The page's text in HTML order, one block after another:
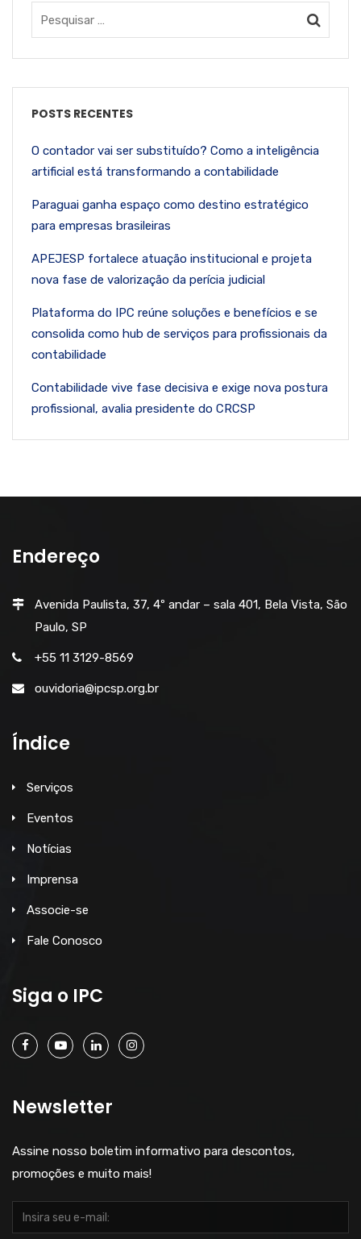
POSTS RECENTES
O contador vai ser substituído? Como a inteligência
artificial está transformando a contabilidade
Paraguai ganha espaço como destino estratégico
para empresas brasileiras
APEJESP fortalece atuação institucional e projeta
nova fase de valorização da perícia judicial
Plataforma do IPC reúne soluções e benefícios e se
consolida como hub de serviços para profissionais da
contabilidade
Contabilidade vive fase decisiva e exige nova postura
profissional, avalia presidente do CRCSP
Endereço
Avenida Paulista, 37, 4º andar – sala 401, Bela Vista, São
Paulo, SP
+55 11 3129-8569
ouvidoria@ipcsp.org.br
Índice
Serviços
Eventos
Notícias
Imprensa
Associe-se
Fale Conosco
Siga o IPC
Newsletter
Assine nosso boletim informativo para descontos,
promoções e muito mais!